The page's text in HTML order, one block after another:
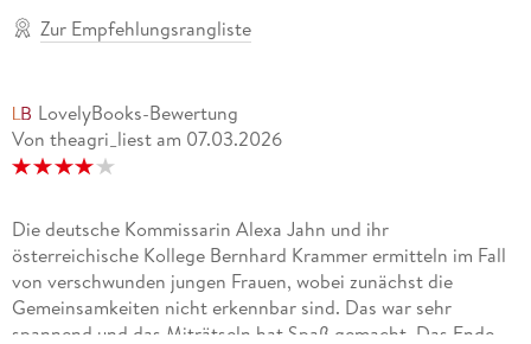
fesselnd. Die Presse
Zur Empfehlungsrangliste
LovelyBooks-Bewertung
Von theagri_liest am 07.03.2026
Die deutsche Kommissarin Alexa Jahn und ihr
österreichische Kollege Bernhard Krammer ermitteln im Fall
von verschwunden jungen Frauen, wobei zunächst die
Gemeinsamkeiten nicht erkennbar sind. Das war sehr
spannend und das Miträtseln hat Spaß gemacht. Das Ende